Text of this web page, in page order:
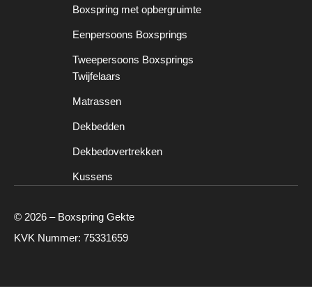
Boxspring met opbergruimte
Eenpersoons Boxsprings
Tweepersoons Boxsprings
Twijfelaars
Matrassen
Dekbedden
Dekbedovertrekken
Kussens
© 2026 – Boxspring Gekte
KVK Nummer: 75331659